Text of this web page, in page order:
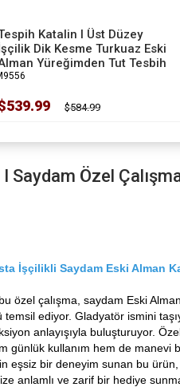
Katalin I Üst Düzey
Dik Kesme Turkuaz Eski
Yüreğimden Tut Tesbih
$584.99
Saydam Özel
İşçilikli Saydam Eski Alman
özel çalışma, saydam Eski
ediyor. Gladyatör ismini
anlayışıyla buluşturuyor.
günlük kullanım hem de manevi
eşsiz bir deneyim sunan bu
anlamlı ve zarif bir hediye